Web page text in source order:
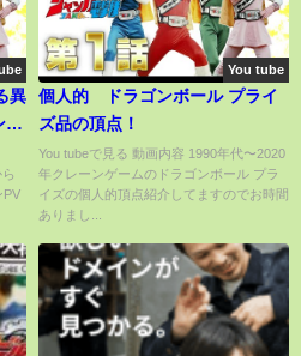
異
PV
You tube
個人的 ドラゴンボール プライ
ズ品の頂点！
You tubeで見る 動画内容 1990年代〜2020
年クレーンゲームのドラゴンボール プラ
イズの個人的頂点紹介してますのでお時間
ありまし...